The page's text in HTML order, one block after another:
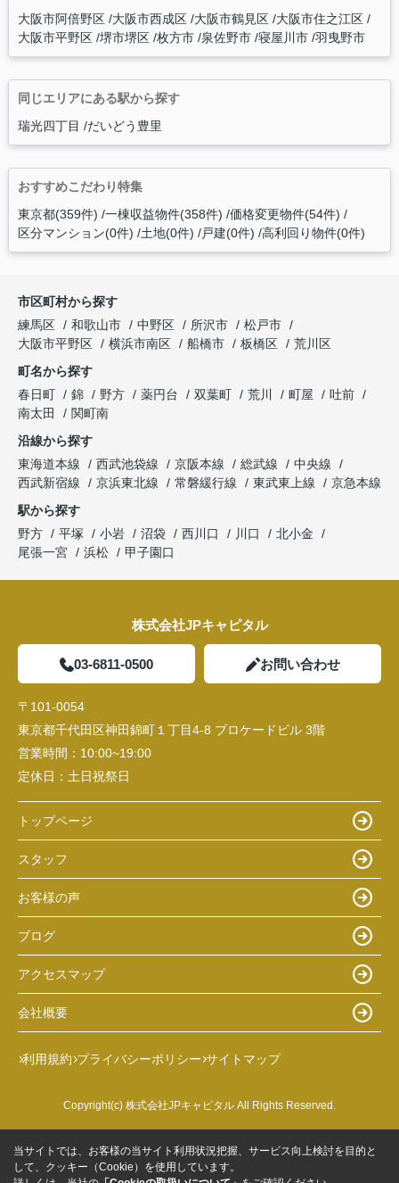
大阪市阿倍野区 大阪市西成区 大阪市鶴見区 大阪市住之江区
大阪市平野区 堺市堺区 枚方市 泉佐野市 寝屋川市 羽曳野市
同じエリアにある駅から探す
瑞光四丁目
だいどう豊里
おすすめこだわり特集
東京都(359件) 一棟収益物件(358件) 価格変更物件(54件)
区分マンション(0件) 土地(0件) 戸建(0件) 高利回り物件(0件)
市区町村から探す
練馬区
和歌山市 中野区 所沢市
松戸市
大阪市平野区
横浜市南区 船橋市 板橋区
荒川区
町名から探す
春日町
錦 野方 薬円台 双葉町 荒川 町屋
吐前
南太田
関町南
沿線から探す
東海道本線
西武池袋線 京阪本線 総武線
中央線
西武新宿線
京浜東北線 常磐緩行線 東武東上線
京急本線
駅から探す
野方
平塚 小岩 沼袋 西川口 川口
北小金
尾張一宮
浜松 甲子園口
株式会社JPキャピタル
03-6811-0500 お問い合わせ
〒101-0054
東京都千代田区神田錦町１丁目4-8 ブロケードビル 3階
営業時間： 10:00~19:00
定休日： 土日祝祭日
トップページ
スタッフ
お客様の声
ブログ
アクセスマップ
会社概要
利用規約 プライバシーポリシー サイトマップ
Copyright(c) 株式会社JPキャピタル All Rights Reserved.
当サイトでは、お客様の当サイト利用状況把握、サービス向上検討を目的と
して、クッキー（Cookie）を使用しています。